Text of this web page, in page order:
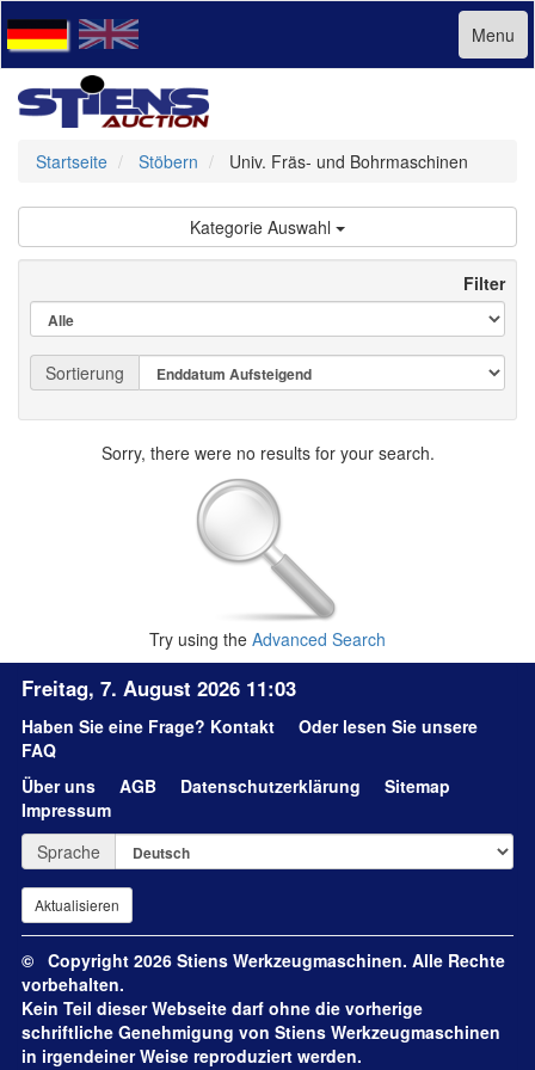
Menu
Startseite Stöbern Univ. Fräs- und Bohrmaschinen
Kategorie Auswahl
Filter
Sortierung
Sorry, there were no results for your search.
Try using the Advanced Search
Freitag, 7. August 2026 11:03
Haben Sie eine Frage? Kontakt
Oder lesen Sie unsere
FAQ
Über uns
AGB Datenschutzerklärung
Sitemap
Impressum
Sprache
© Copyright 2026 Stiens Werkzeugmaschinen. Alle Rechte
vorbehalten.
Kein Teil dieser Webseite darf ohne die vorherige
schriftliche Genehmigung von Stiens Werkzeugmaschinen
in irgendeiner Weise reproduziert werden.